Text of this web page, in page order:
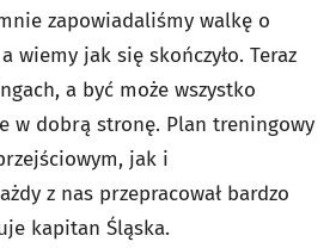
zapowiadaliśmy walkę o
wiemy jak się skończyło. Teraz
a być może wszystko
w dobrą stronę. Plan treningowy
jak i
z nas przepracował bardzo
kapitan Śląska.